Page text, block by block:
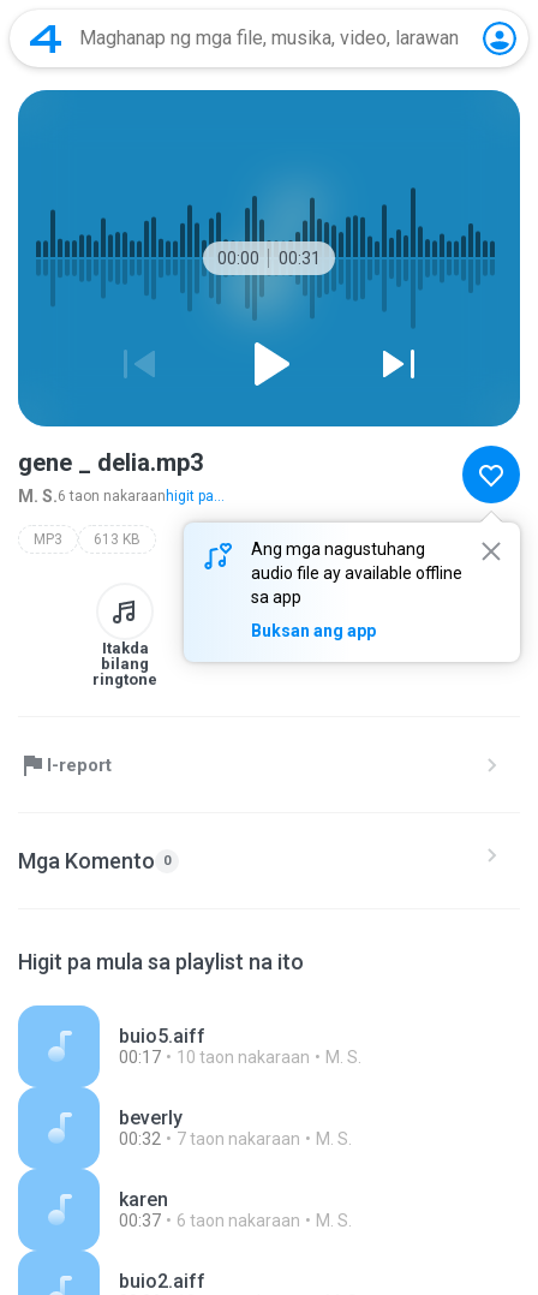
00:00 00:31
Ang mga nagustuhang
audio file ay available offline
sa app
Buksan ang app
gene _ delia.mp3
M. S.6 taon nakaraan higit pa...
MP3 613 KB
Itakda
bilang
ringtone
I-report
Mga Komento 0
Higit pa mula sa playlist na ito
buio5.aiff
00:17 10 taon nakaraan M. S.
beverly
00:32 7 taon nakaraan M. S.
karen
00:37 6 taon nakaraan M. S.
buio2.aiff